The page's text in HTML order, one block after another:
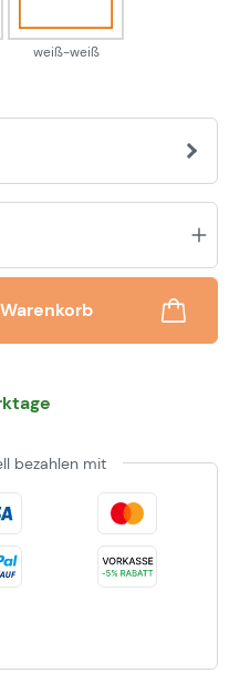
weiß-weiß
bezahlen mit